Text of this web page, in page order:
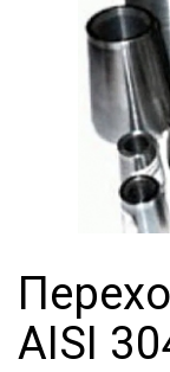
AISI